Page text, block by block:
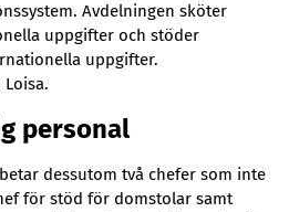
Avdelningen sköter
uppgifter och stöder
uppgifter.
personal
dessutom två chefer som inte
för stöd för domstolar samt